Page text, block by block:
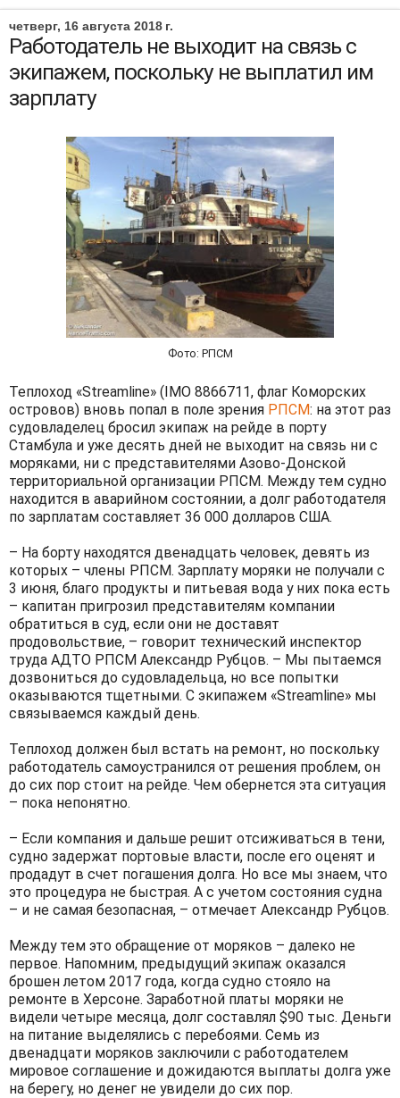
четверг, 16 августа 2018 г.
Работодатель не выходит на связь с
экипажем, поскольку не выплатил им
зарплату
Фото: РПСМ
Теплоход «Streamline» (IMO 8866711, флаг Коморских
островов) вновь попал в поле зрения РПСМ: на этот раз
судовладелец бросил экипаж на рейде в порту
Стамбула и уже десять дней не выходит на связь ни с
моряками, ни с представителями Азово-Донской
территориальной организации РПСМ. Между тем судно
находится в аварийном состоянии, а долг работодателя
по зарплатам составляет 36 000 долларов США.
– На борту находятся двенадцать человек, девять из
которых – члены РПСМ. Зарплату моряки не получали с
3 июня, благо продукты и питьевая вода у них пока есть
– капитан пригрозил представителям компании
обратиться в суд, если они не доставят
продовольствие, – говорит технический инспектор
труда АДТО РПСМ Александр Рубцов. – Мы пытаемся
дозвониться до судовладельца, но все попытки
оказываются тщетными. С экипажем «Streamline» мы
связываемся каждый день.
Теплоход должен был встать на ремонт, но поскольку
работодатель самоустранился от решения проблем, он
до сих пор стоит на рейде. Чем обернется эта ситуация
– пока непонятно.
– Если компания и дальше решит отсиживаться в тени,
судно задержат портовые власти, после его оценят и
продадут в счет погашения долга. Но все мы знаем, что
это процедура не быстрая. А с учетом состояния судна
– и не самая безопасная, – отмечает Александр Рубцов.
Между тем это обращение от моряков – далеко не
первое. Напомним, предыдущий экипаж оказался
брошен летом 2017 года, когда судно стояло на
ремонте в Херсоне. Заработной платы моряки не
видели четыре месяца, долг составлял $90 тыс. Деньги
на питание выделялись с перебоями. Семь из
двенадцати моряков заключили с работодателем
мировое соглашение и дожидаются выплаты долга уже
на берегу, но денег не увидели до сих пор.